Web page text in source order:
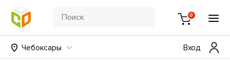
0
Чебоксары Вход